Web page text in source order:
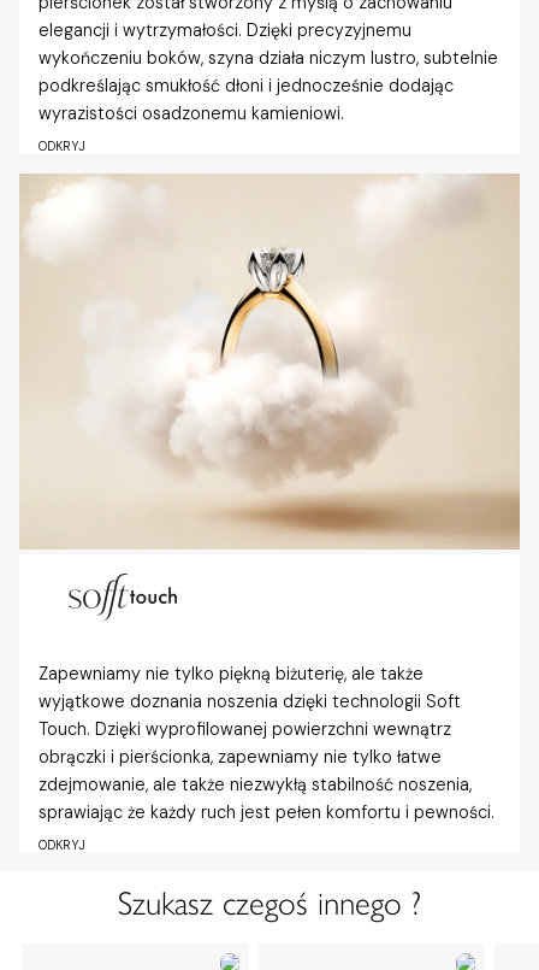
elegancji i wytrzymałości. Dzięki precyzyjnemu
wykończeniu boków, szyna działa niczym lustro, subtelnie
podkreślając smukłość dłoni i jednocześnie dodając
wyrazistości osadzonemu kamieniowi.
ODKRYJ
Zapewniamy nie tylko piękną biżuterię, ale także
wyjątkowe doznania noszenia dzięki technologii Soft
Touch. Dzięki wyprofilowanej powierzchni wewnątrz
obrączki i pierścionka, zapewniamy nie tylko łatwe
zdejmowanie, ale także niezwykłą stabilność noszenia,
sprawiając że każdy ruch jest pełen komfortu i pewności.
ODKRYJ
Szukasz czegoś innego ?